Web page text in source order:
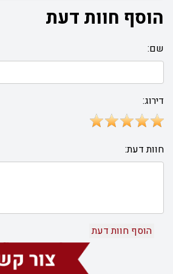
הוסף חוות דעת
שם:
דירוג:
חוות דעת: